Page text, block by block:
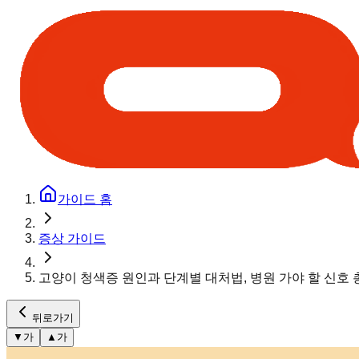
가이드 홈
증상 가이드
고양이 청색증 원인과 단계별 대처법, 병원 가야 할 신호
뒤로가기
▼ 가 ▲ 가